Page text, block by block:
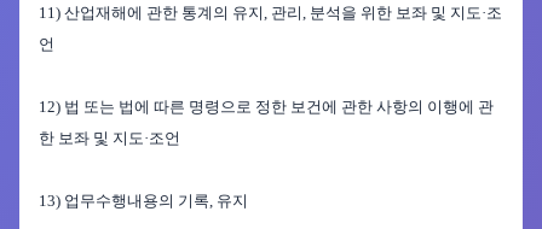
11) 산업재해에 관한 통계의 유지, 관리, 분석을 위한 보좌 및 지도·조
언
12) 법 또는 법에 따른 명령으로 정한 보건에 관한 사항의 이행에 관
한 보좌 및 지도·조언
13) 업무수행내용의 기록, 유지